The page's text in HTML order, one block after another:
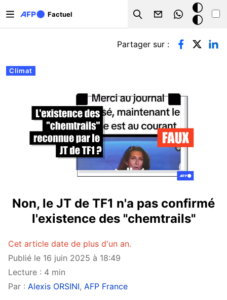
Factuel
Search
Mode
sombre
Onglets principaux
Climat
Partager sur :
Non, le JT de TF1 n'a pas confirmé
l'existence des "chemtrails"
Cet article date de plus d'un an.
Publié le 16 juin 2025 à 18:49
Lecture : 4 min
Par : Alexis ORSINI, AFP France